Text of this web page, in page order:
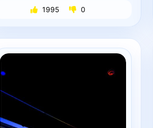
1995 0